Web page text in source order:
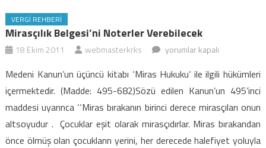
VERGI REHBERI
Mirasçılık Belgesi’ni Noterler Verebilecek
18 Ekim 2011 webmasterkrks
Mirasçılık
noterler
verebilecek
için
yorumlar kapalı
Medeni Kanun’un üçüncü kitabı ‘Miras Hukuku’ ile ilgili hükümleri
içermektedir. (Madde: 495-682)Sözü edilen Kanun’un 495’inci
maddesi uyarınca ‘‘Miras bırakanın birinci derece mirasçıları onun
altsoyudur . Çocuklar eşit olarak mirasçıdırlar. Miras bırakandan
önce ölmüş olan çocukların yerini, her derecede halefiyet yoluyla